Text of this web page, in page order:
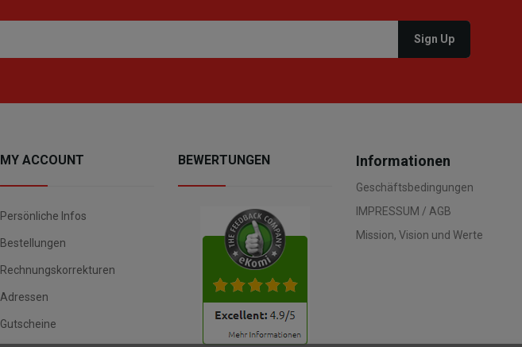
MY ACCOUNT
Persönliche Infos
Bestellungen
Rechnungskorrekturen
Adressen
Gutscheine
BEWERTUNGEN Informationen
Geschäftsbedingungen
IMPRESSUM / AGB
Mission, Vision und Werte